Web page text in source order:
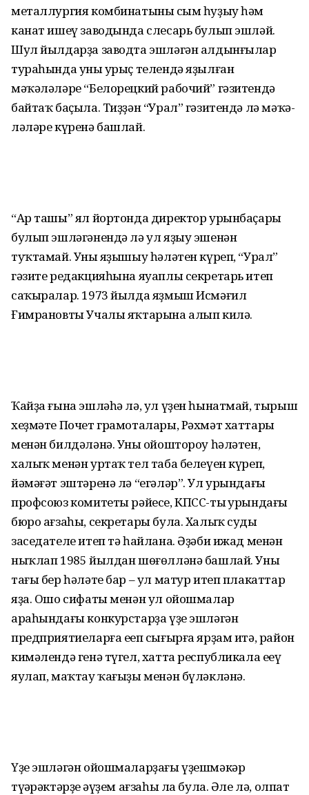
металлургия комби­натының сым һуҙыу һәм
канат ишеү заводында слесарь булып эшләй.
Шул йылдарҙа заводта эшләгән алдынғылар
тураһында уның урыҫ телендә яҙылған
мәҡәләләре “Белорецкий рабочий” гәзитендә
байтаҡ баҫыла. Тиҙҙән “Урал” гәзитендә лә мәҡә­
ләләре күренә башлай.
“Ар ташы” ял йортонда директор урын­баҫары
булып эшләгәнендә лә ул яҙыу эшенән
туҡтамай. Уның яҙышыу һәләтен күреп, “Урал”
гәзите редакцияһына яуаплы секретарь итеп
саҡыралар. 1973 йылда яҙмыш Исмәғил
Ғимрановты Учалы яҡта­рына алып килә.
Ҡайҙа ғына эшләһә лә, ул үҙен һынатмай, тырыш
хеҙмәте Почет грамоталары, Рәхмәт хаттары
менән билдәләнә. Уның ойоштороу һәләтен,
халыҡ менән уртаҡ тел таба белеүен күреп,
йәмәғәт эштәренә лә “егәләр”. Ул урындағы
профсоюз комитеты рәйесе, КПСС-тың урындағы
бюро ағзаһы, секретары була. Халыҡ суды
заседателе итеп тә һайлана. Әҙәби ижад менән
ныҡлап 1985 йылдан шөғөлләнә башлай. Уның
тағы бер һәләте бар – ул матур итеп плакаттар
яҙа. Ошо сифаты менән ул ойошмалар
араһындағы конкурстарҙа үҙе эшләгән
предприятиеларға еңеп сығырға ярҙам итә, район
кимәлендә генә түгел, хатта республикала еңеү
яулап, маҡтау ҡағыҙы менән бүләкләнә.
Үҙе эшләгән ойошмаларҙағы үҙешмәкәр
түңәрәктәрҙең әүҙем ағзаһы ла була. Әле лә, олпат